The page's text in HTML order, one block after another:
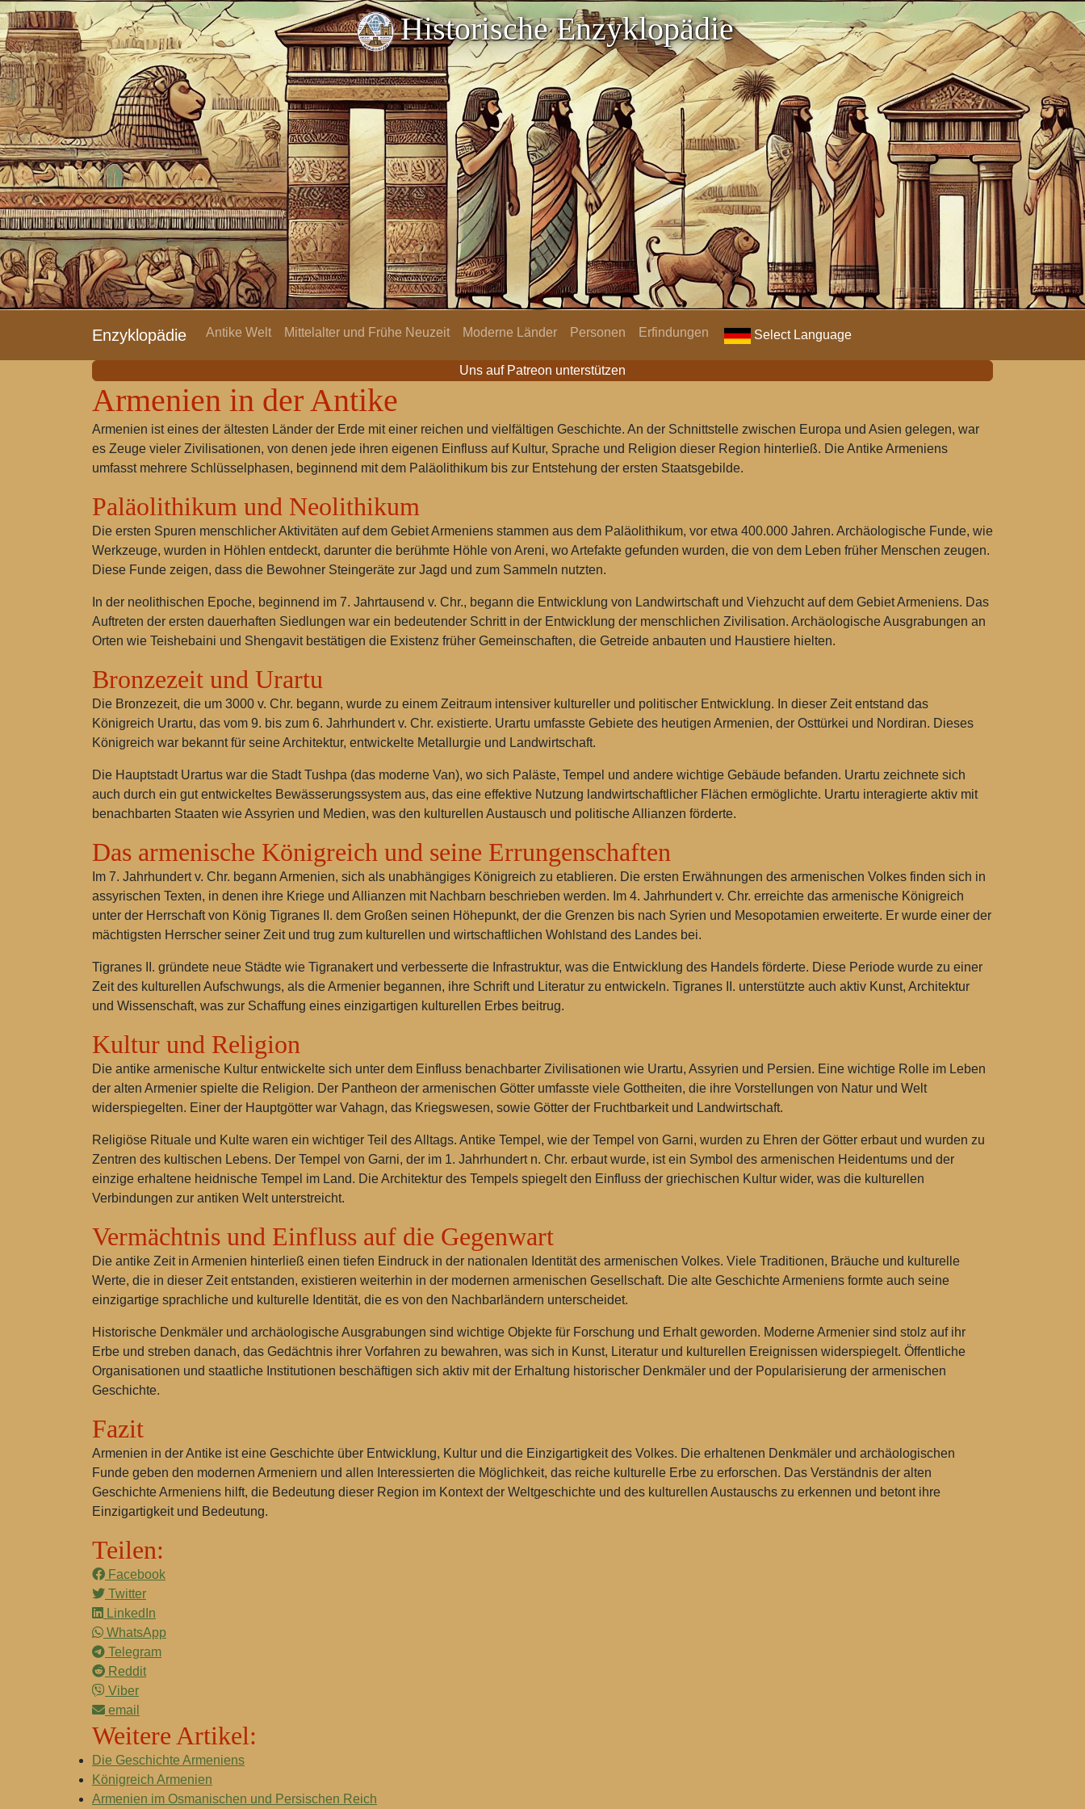
Historische Enzyklopädie
Enzyklopädie Antike Welt Mittelalter und Frühe Neuzeit Moderne Länder Personen Erfindungen Select Language
Uns auf Patreon unterstützen
Armenien in der Antike
Armenien ist eines der ältesten Länder der Erde mit einer reichen und vielfältigen Geschichte. An der Schnittstelle zwischen Europa und Asien gelegen, war
es Zeuge vieler Zivilisationen, von denen jede ihren eigenen Einfluss auf Kultur, Sprache und Religion dieser Region hinterließ. Die Antike Armeniens
umfasst mehrere Schlüsselphasen, beginnend mit dem Paläolithikum bis zur Entstehung der ersten Staatsgebilde.
Paläolithikum und Neolithikum
Die ersten Spuren menschlicher Aktivitäten auf dem Gebiet Armeniens stammen aus dem Paläolithikum, vor etwa 400.000 Jahren. Archäologische Funde, wie
Werkzeuge, wurden in Höhlen entdeckt, darunter die berühmte Höhle von Areni, wo Artefakte gefunden wurden, die von dem Leben früher Menschen zeugen.
Diese Funde zeigen, dass die Bewohner Steingeräte zur Jagd und zum Sammeln nutzten.
In der neolithischen Epoche, beginnend im 7. Jahrtausend v. Chr., begann die Entwicklung von Landwirtschaft und Viehzucht auf dem Gebiet Armeniens. Das
Auftreten der ersten dauerhaften Siedlungen war ein bedeutender Schritt in der Entwicklung der menschlichen Zivilisation. Archäologische Ausgrabungen an
Orten wie Teishebaini und Shengavit bestätigen die Existenz früher Gemeinschaften, die Getreide anbauten und Haustiere hielten.
Bronzezeit und Urartu
Die Bronzezeit, die um 3000 v. Chr. begann, wurde zu einem Zeitraum intensiver kultureller und politischer Entwicklung. In dieser Zeit entstand das
Königreich Urartu, das vom 9. bis zum 6. Jahrhundert v. Chr. existierte. Urartu umfasste Gebiete des heutigen Armenien, der Osttürkei und Nordiran. Dieses
Königreich war bekannt für seine Architektur, entwickelte Metallurgie und Landwirtschaft.
Die Hauptstadt Urartus war die Stadt Tushpa (das moderne Van), wo sich Paläste, Tempel und andere wichtige Gebäude befanden. Urartu zeichnete sich
auch durch ein gut entwickeltes Bewässerungssystem aus, das eine effektive Nutzung landwirtschaftlicher Flächen ermöglichte. Urartu interagierte aktiv mit
benachbarten Staaten wie Assyrien und Medien, was den kulturellen Austausch und politische Allianzen förderte.
Das armenische Königreich und seine Errungenschaften
Im 7. Jahrhundert v. Chr. begann Armenien, sich als unabhängiges Königreich zu etablieren. Die ersten Erwähnungen des armenischen Volkes finden sich in
assyrischen Texten, in denen ihre Kriege und Allianzen mit Nachbarn beschrieben werden. Im 4. Jahrhundert v. Chr. erreichte das armenische Königreich
unter der Herrschaft von König Tigranes II. dem Großen seinen Höhepunkt, der die Grenzen bis nach Syrien und Mesopotamien erweiterte. Er wurde einer der
mächtigsten Herrscher seiner Zeit und trug zum kulturellen und wirtschaftlichen Wohlstand des Landes bei.
Tigranes II. gründete neue Städte wie Tigranakert und verbesserte die Infrastruktur, was die Entwicklung des Handels förderte. Diese Periode wurde zu einer
Zeit des kulturellen Aufschwungs, als die Armenier begannen, ihre Schrift und Literatur zu entwickeln. Tigranes II. unterstützte auch aktiv Kunst, Architektur
und Wissenschaft, was zur Schaffung eines einzigartigen kulturellen Erbes beitrug.
Kultur und Religion
Die antike armenische Kultur entwickelte sich unter dem Einfluss benachbarter Zivilisationen wie Urartu, Assyrien und Persien. Eine wichtige Rolle im Leben
der alten Armenier spielte die Religion. Der Pantheon der armenischen Götter umfasste viele Gottheiten, die ihre Vorstellungen von Natur und Welt
widerspiegelten. Einer der Hauptgötter war Vahagn, das Kriegswesen, sowie Götter der Fruchtbarkeit und Landwirtschaft.
Religiöse Rituale und Kulte waren ein wichtiger Teil des Alltags. Antike Tempel, wie der Tempel von Garni, wurden zu Ehren der Götter erbaut und wurden zu
Zentren des kultischen Lebens. Der Tempel von Garni, der im 1. Jahrhundert n. Chr. erbaut wurde, ist ein Symbol des armenischen Heidentums und der
einzige erhaltene heidnische Tempel im Land. Die Architektur des Tempels spiegelt den Einfluss der griechischen Kultur wider, was die kulturellen
Verbindungen zur antiken Welt unterstreicht.
Vermächtnis und Einfluss auf die Gegenwart
Die antike Zeit in Armenien hinterließ einen tiefen Eindruck in der nationalen Identität des armenischen Volkes. Viele Traditionen, Bräuche und kulturelle
Werte, die in dieser Zeit entstanden, existieren weiterhin in der modernen armenischen Gesellschaft. Die alte Geschichte Armeniens formte auch seine
einzigartige sprachliche und kulturelle Identität, die es von den Nachbarländern unterscheidet.
Historische Denkmäler und archäologische Ausgrabungen sind wichtige Objekte für Forschung und Erhalt geworden. Moderne Armenier sind stolz auf ihr
Erbe und streben danach, das Gedächtnis ihrer Vorfahren zu bewahren, was sich in Kunst, Literatur und kulturellen Ereignissen widerspiegelt. Öffentliche
Organisationen und staatliche Institutionen beschäftigen sich aktiv mit der Erhaltung historischer Denkmäler und der Popularisierung der armenischen
Geschichte.
Fazit
Armenien in der Antike ist eine Geschichte über Entwicklung, Kultur und die Einzigartigkeit des Volkes. Die erhaltenen Denkmäler und archäologischen
Funde geben den modernen Armeniern und allen Interessierten die Möglichkeit, das reiche kulturelle Erbe zu erforschen. Das Verständnis der alten
Geschichte Armeniens hilft, die Bedeutung dieser Region im Kontext der Weltgeschichte und des kulturellen Austauschs zu erkennen und betont ihre
Einzigartigkeit und Bedeutung.
Teilen:
Facebook
Twitter
LinkedIn
WhatsApp
Telegram
Reddit
Viber
email
Weitere Artikel:
Die Geschichte Armeniens
Königreich Armenien
Armenien im Osmanischen und Persischen Reich